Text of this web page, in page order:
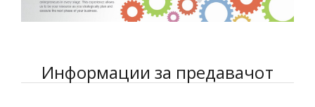
Информации за предавачот